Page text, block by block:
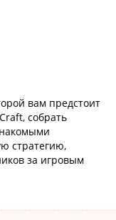
вам предстоит
собрать
стратегию,
за игровым